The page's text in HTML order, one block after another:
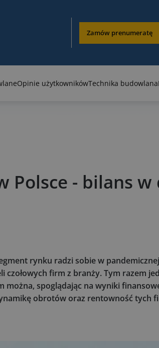
Zamów prenumeratę
Opinie użytkownikówTechnika budowlana
Polsce - bilans w
rynku radzi sobie w
firm z branży. Tym razem
można, spoglądając na wyniki
obrotów oraz rentowność tych